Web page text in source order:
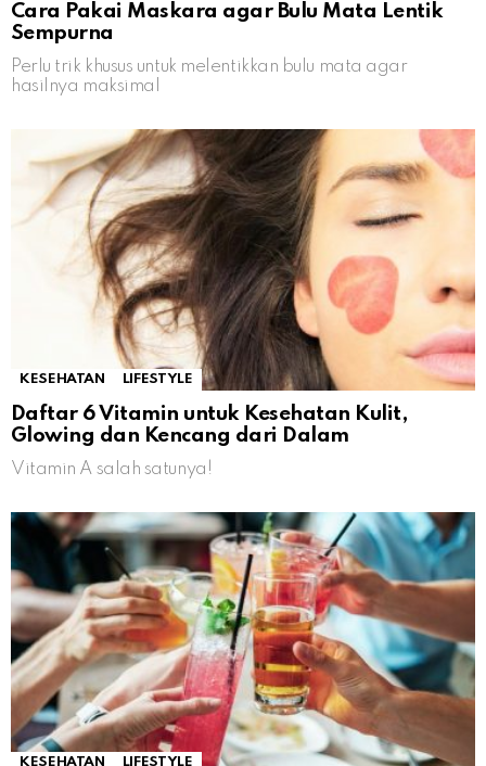
Cara Pakai Maskara agar Bulu Mata Lentik
Sempurna
Perlu trik khusus untuk melentikkan bulu mata agar
hasilnya maksimal
KESEHATAN LIFESTYLE
Daftar 6 Vitamin untuk Kesehatan Kulit,
Glowing dan Kencang dari Dalam
Vitamin A salah satunya!
KESEHATAN LIFESTYLE